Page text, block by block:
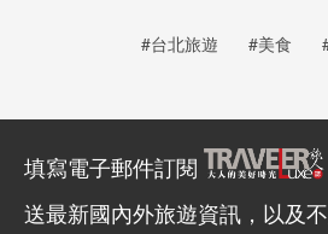
#台北旅遊 #美食
填寫電子郵件訂閱
送最新國內外旅遊資訊，以及